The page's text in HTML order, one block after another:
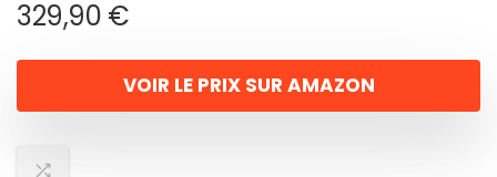
329,90 €
VOIR LE PRIX SUR AMAZON